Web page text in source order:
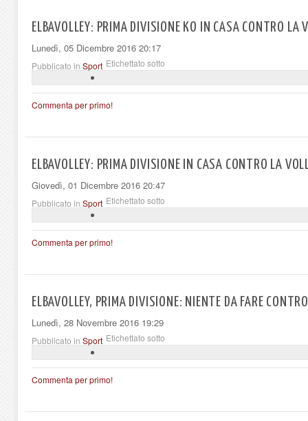
ELBAVOLLEY: PRIMA DIVISIONE KO IN CASA CONTRO LA
Lunedì, 05 Dicembre 2016 20:17
Pubblicato in Sport Etichettato sotto
Commenta per primo!
ELBAVOLLEY: PRIMA DIVISIONE IN CASA CONTRO LA
Giovedì, 01 Dicembre 2016 20:47
Pubblicato in Sport Etichettato sotto
Commenta per primo!
ELBAVOLLEY, PRIMA DIVISIONE: NIENTE DA FARE
Lunedì, 28 Novembre 2016 19:29
Pubblicato in Sport Etichettato sotto
Commenta per primo!